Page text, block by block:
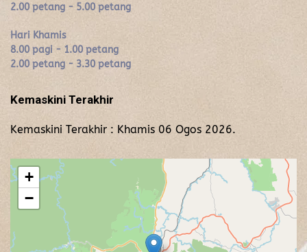
2.00 petang - 5.00 petang
Hari Khamis
8.00 pagi - 1.00 petang
2.00 petang - 3.30 petang
Kemaskini Terakhir
Kemaskini Terakhir : Khamis 06 Ogos 2026.
+
−